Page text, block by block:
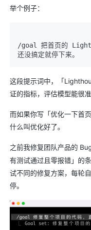
举个例子：
/goal 把首页的
这段提示词中，「
证的指标，评估模型能很
而如果你写「优化一下首
什么叫优化好了。
之前我修复团队产品的
有测试通过且零报错」的
试不同的修复方案，每轮
停。